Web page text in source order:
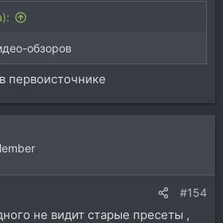
обзоров
первоисточнике
#154
не видит старые пресеты ,